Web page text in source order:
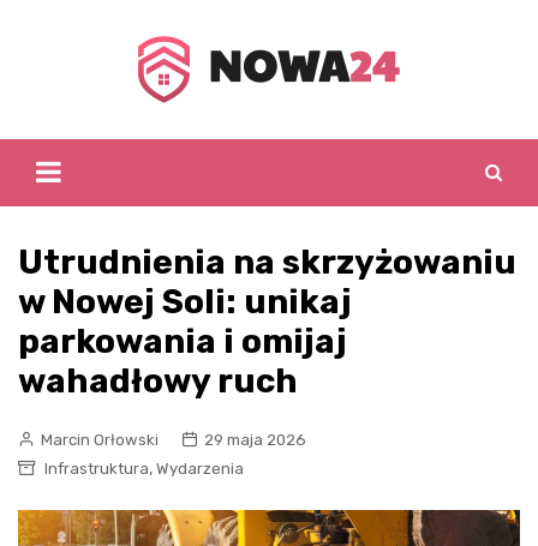
Utrudnienia na skrzyżowaniu
w Nowej Soli: unikaj
parkowania i omijaj
wahadłowy ruch
Marcin Orłowski
29 maja 2026
Infrastruktura, Wydarzenia